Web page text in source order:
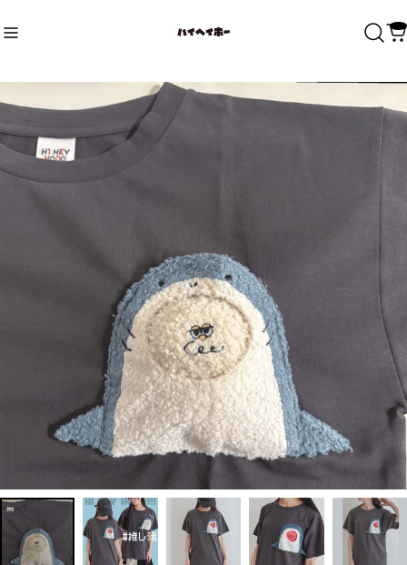
Recommend おすすめキーワード
#Hooo #サメ
Mr.HOOO ほーさん
HiHeyHooo!!!
たぶん、無理。
愛乃×HiHeyHooo!!!
Long sleeves
Pants
Skirt